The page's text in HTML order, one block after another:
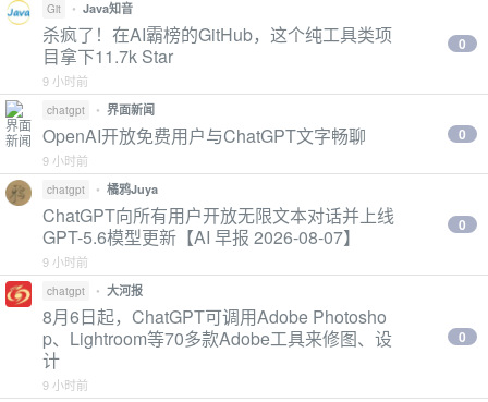
Git • Java知音
杀疯了！在AI霸榜的GitHub，这个纯工具类项
目拿下11.7k Star
9 小时前
0
chatgpt • 界面新闻
OpenAI开放免费用户与ChatGPT文字畅聊
9 小时前
0
chatgpt • 橘鸦Juya
ChatGPT向所有用户开放无限文本对话并上线
GPT-5.6模型更新【AI 早报 2026-08-07】
9 小时前
0
chatgpt • 大河报
8月6日起，ChatGPT可调用Adobe Photosho
p、Lightroom等70多款Adobe工具来修图、设
计
9 小时前
0